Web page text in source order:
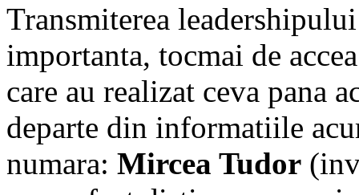
Transmiterea
importanta, tocmai de
care au realizat ceva pana
departe din informatiile
numara: Mircea Tudor